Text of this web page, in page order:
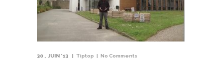
30 JUIN '13 Tiptop No Comments